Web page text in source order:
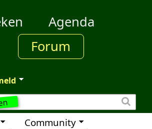
Agenda
Forum
Community